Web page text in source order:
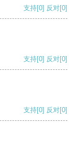
支持[0] 反对[0]
支持[0] 反对[0]
支持[0] 反对[0]